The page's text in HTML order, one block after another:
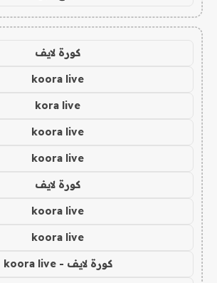
كورة لايف
koora live
kora live
koora live
koora live
كورة لايف
koora live
koora live
كورة لايف - koora live